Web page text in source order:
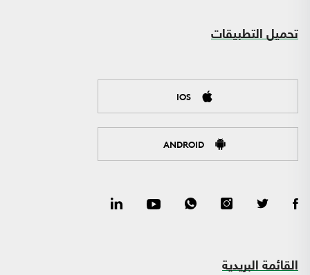
تحميل التطبيقات
IOS
ANDROID
القائمة البريدية